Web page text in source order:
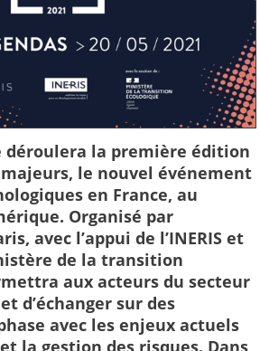
déroulera la première édition
majeurs, le nouvel événement
en France, au
Organisé par
avec l’appui de l’INERIS et
de la transition
aux acteurs du secteur
d’échanger sur des
avec les enjeux actuels
la gestion des risques. Dans